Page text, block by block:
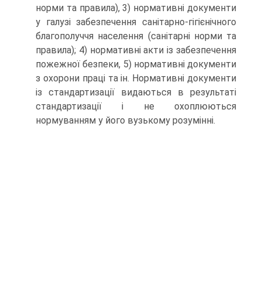
норми та правила), 3) нормативні документи
у галузі забезпечення санітарно-гігієнічного
благополуччя населення (санітарні норми та
правила); 4) нормативні акти із забезпечення
пожежної безпеки, 5) нормативні доку­менти
з охорони праці та ін. Нормативні документи
із стандартизації видаються в результаті
стандартизації і не охоплюються
нормуванням у його вузькому розумінні.